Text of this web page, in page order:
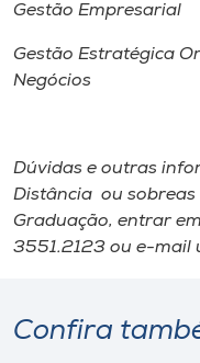
Gestão Empresarial
Gestão Estratégica
Negócios
Dúvidas e outras
Distância ou
Graduação, entrar
3551.2123 ou e-mail
Confira